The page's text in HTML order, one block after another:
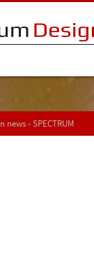
- SPECTRUM